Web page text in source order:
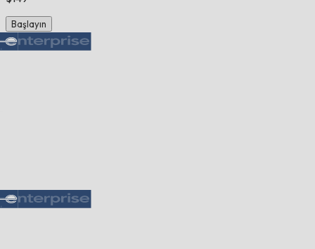
Başlayın